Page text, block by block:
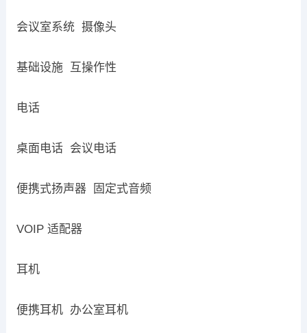
会议室系统 摄像头
基础设施 互操作性
电话
桌面电话 会议电话
便携式扬声器 固定式音频
VOIP 适配器
耳机
便携耳机 办公室耳机